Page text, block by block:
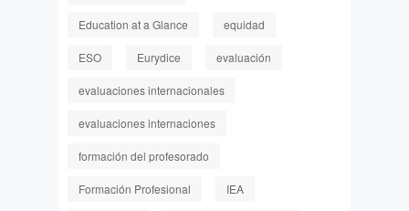
Education at a Glance equidad
ESO Eurydice evaluación
evaluaciones internacionales
evaluaciones internaciones
formación del profesorado
Formación Profesional IEA